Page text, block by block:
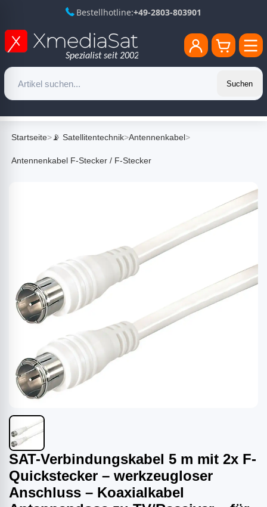
Bestellhotline:+49-2803-803901
Suchen
Startseite>📡 Satellitentechnik>Antennenkabel>
Antennenkabel F-Stecker / F-Stecker
SAT-Verbindungskabel 5 m mit 2x F-
Quickstecker – werkzeugloser
Anschluss – Koaxialkabel